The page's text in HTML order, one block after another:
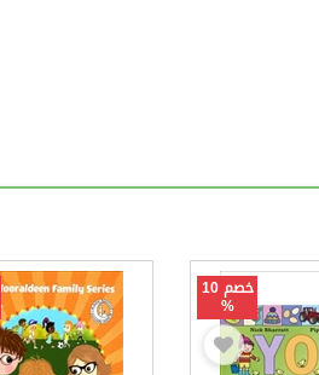
خصم 10
%